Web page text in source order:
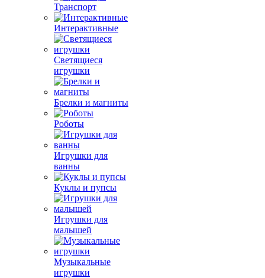
Транспорт
Интерактивные
Светящиеся
игрушки
Брелки и магниты
Роботы
Игрушки для
ванны
Куклы и пупсы
Игрушки для
малышей
Музыкальные
игрушки